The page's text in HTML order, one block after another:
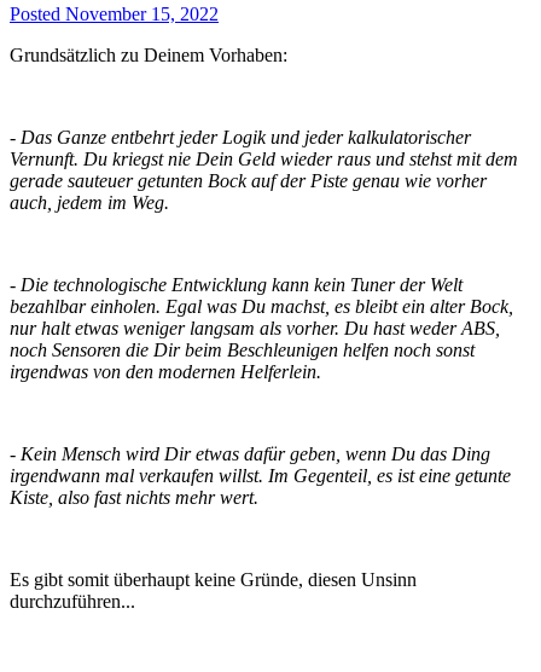
Posted November 15, 2022
Grundsätzlich zu Deinem Vorhaben:
- Das Ganze entbehrt jeder Logik und jeder kalkulatorischer
Vernunft. Du kriegst nie Dein Geld wieder raus und stehst mit dem
gerade sauteuer getunten Bock auf der Piste genau wie vorher
auch, jedem im Weg.
- Die technologische Entwicklung kann kein Tuner der Welt
bezahlbar einholen. Egal was Du machst, es bleibt ein alter Bock,
nur halt etwas weniger langsam als vorher. Du hast weder ABS,
noch Sensoren die Dir beim Beschleunigen helfen noch sonst
irgendwas von den modernen Helferlein.
- Kein Mensch wird Dir etwas dafür geben, wenn Du das Ding
irgendwann mal verkaufen willst. Im Gegenteil, es ist eine getunte
Kiste, also fast nichts mehr wert.
Es gibt somit überhaupt keine Gründe, diesen Unsinn
durchzuführen...